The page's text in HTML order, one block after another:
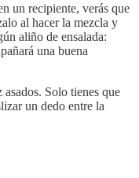
un recipiente, verás que
al hacer la mezcla y
aliño de ensalada:
una buena
Solo tienes que
un dedo entre la